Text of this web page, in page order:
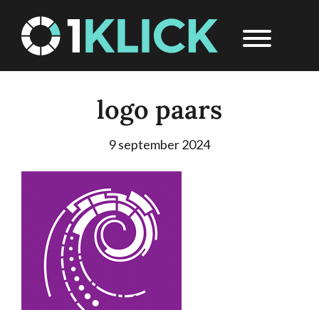
naar
de
hoofd
1Klick
Header
Rechts
logo paars
9 september 2024